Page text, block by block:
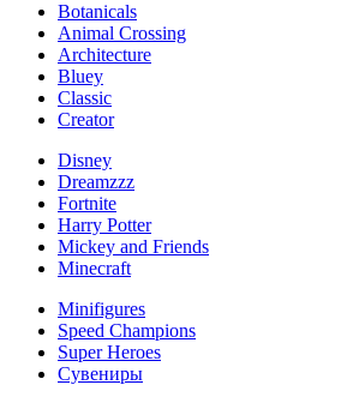
Botanicals
Animal Crossing
Architecture
Bluey
Classic
Creator
Disney
Dreamzzz
Fortnite
Harry Potter
Mickey and Friends
Minecraft
Minifigures
Speed Champions
Super Heroes
Сувениры